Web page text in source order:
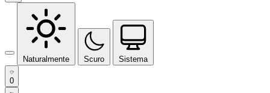
Naturalmente Scuro Sistema
0